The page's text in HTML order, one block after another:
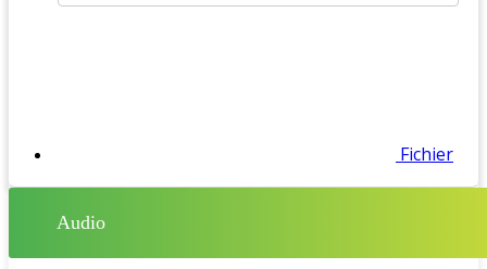
Fichier
Audio